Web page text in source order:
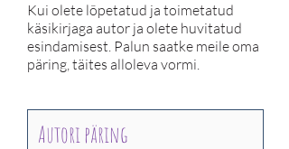
Kui olete lõpetatud ja toimetatud
käsikirjaga autor ja olete huvitatud
esindamisest. Palun saatke meile oma
päring, täites alloleva vormi.
Autori päring